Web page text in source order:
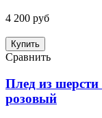
4 200 руб
Купить
Сравнить
Плед из шерсти
розовый